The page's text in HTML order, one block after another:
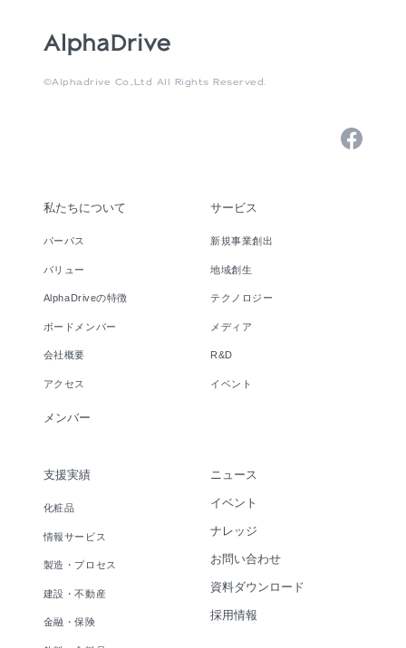
©Alphadrive Co.,Ltd All Rights Reserved.
私たちについて
パーパス
バリュー
AlphaDriveの特徴
ボードメンバー
会社概要
アクセス
メンバー
サービス
新規事業創出
地域創生
テクノロジー
メディア
R&D
イベント
支援実績
化粧品
情報サービス
製造・プロセス
建設・不動産
金融・保険
ニュース
イベント
ナレッジ
お問い合わせ
資料ダウンロード
採用情報